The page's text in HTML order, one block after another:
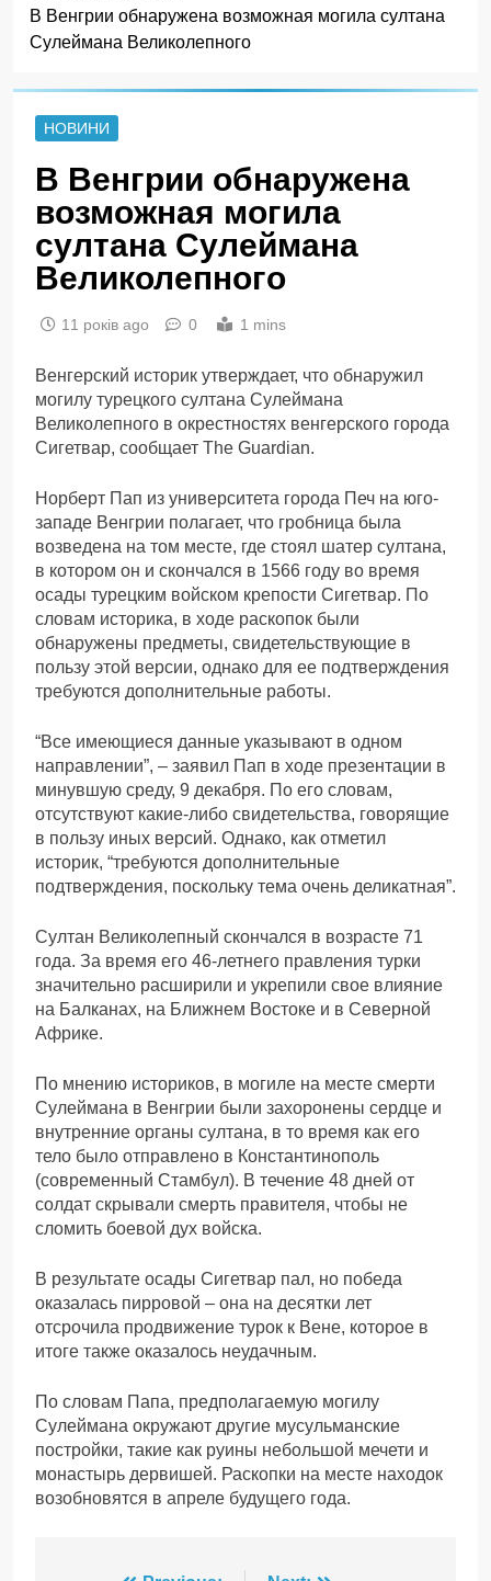
В Венгрии обнаружена возможная могила султана
Сулеймана Великолепного
НОВИНИ
В Венгрии обнаружена
возможная могила
султана Сулеймана
Великолепного
11 років ago 0 1 mins
Венгерский историк утверждает, что обнаружил
могилу турецкого султана Сулеймана
Великолепного в окрестностях венгерского города
Сигетвар, сообщает The Guardian.
Норберт Пап из университета города Печ на юго-
западе Венгрии полагает, что гробница была
возведена на том месте, где стоял шатер султана,
в котором он и скончался в 1566 году во время
осады турецким войском крепости Сигетвар. По
словам историка, в ходе раскопок были
обнаружены предметы, свидетельствующие в
пользу этой версии, однако для ее подтверждения
требуются дополнительные работы.
“Все имеющиеся данные указывают в одном
направлении”, – заявил Пап в ходе презентации в
минувшую среду, 9 декабря. По его словам,
отсутствуют какие-либо свидетельства, говорящие
в пользу иных версий. Однако, как отметил
историк, “требуются дополнительные
подтверждения, поскольку тема очень деликатная”.
Султан Великолепный скончался в возрасте 71
года. За время его 46-летнего правления турки
значительно расширили и укрепили свое влияние
на Балканах, на Ближнем Востоке и в Северной
Африке.
По мнению историков, в могиле на месте смерти
Сулеймана в Венгрии были захоронены сердце и
внутренние органы султана, в то время как его
тело было отправлено в Константинополь
(современный Стамбул). В течение 48 дней от
солдат скрывали смерть правителя, чтобы не
сломить боевой дух войска.
В результате осады Сигетвар пал, но победа
оказалась пирровой – она на десятки лет
отсрочила продвижение турок к Вене, которое в
итоге также оказалось неудачным.
По словам Папа, предполагаемую могилу
Сулеймана окружают другие мусульманские
постройки, такие как руины небольшой мечети и
монастырь дервишей. Раскопки на месте находок
возобновятся в апреле будущего года.